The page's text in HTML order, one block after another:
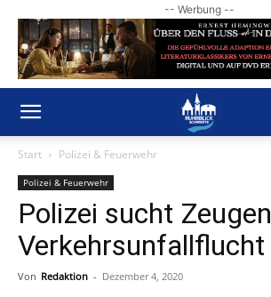
-- Werbung --
Start Polizei & Feuerwehr
Polizei & Feuerwehr
Polizei sucht
Verkehrsunfallflucht
Von Redaktion - Dezember 4, 2020